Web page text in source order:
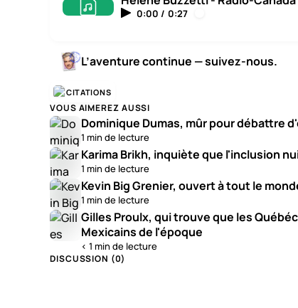
0:00 / 0:27
L’aventure continue — suivez-nous.
CITATIONS
VOUS AIMEREZ AUSSI
Dominique Dumas, mûr pour débattre
1 min de lecture
Karima Brikh, inquiète que l'inclusion
1 min de lecture
Kevin Big Grenier, ouvert à tout le
1 min de lecture
Gilles Proulx, qui trouve que les
Mexicains de l'époque
< 1 min de lecture
DISCUSSION (0)